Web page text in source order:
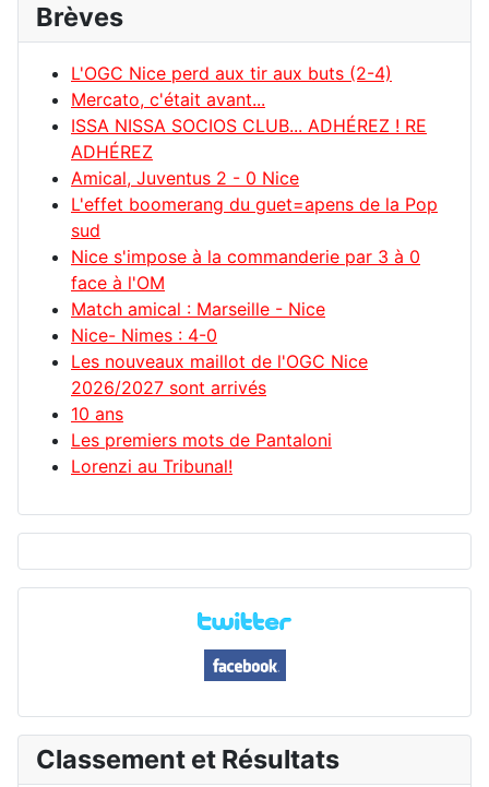
Brèves
L'OGC Nice perd aux tir aux buts (2-4)
Mercato, c'était avant...
ISSA NISSA SOCIOS CLUB... ADHÉREZ ! RE
ADHÉREZ
Amical, Juventus 2 - 0 Nice
L'effet boomerang du guet=apens de la Pop
sud
Nice s'impose à la commanderie par 3 à 0
face à l'OM
Match amical : Marseille - Nice
Nice- Nimes : 4-0
Les nouveaux maillot de l'OGC Nice
2026/2027 sont arrivés
10 ans
Les premiers mots de Pantaloni
Lorenzi au Tribunal!
Classement et Résultats